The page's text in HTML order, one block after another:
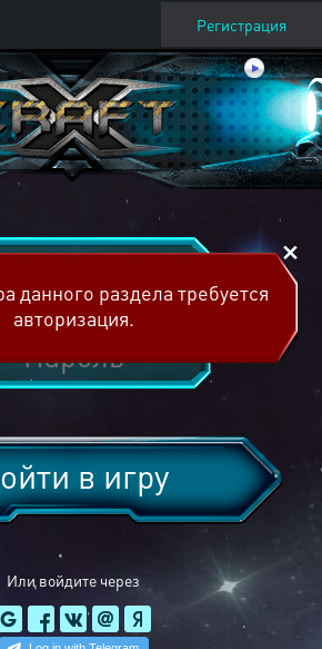
Регистрация
Или войдите через
в игру
данного раздела требуется
авторизация.